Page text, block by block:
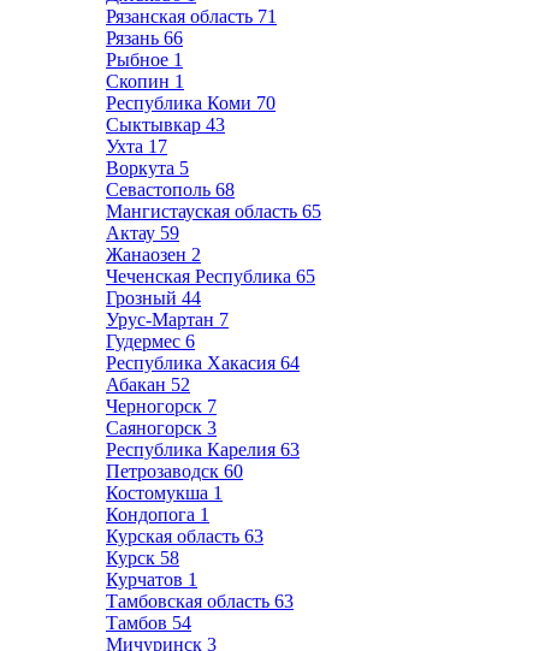
Рязанская область 71
Рязань 66
Рыбное 1
Скопин 1
Республика Коми 70
Сыктывкар 43
Ухта 17
Воркута 5
Севастополь 68
Мангистауская область 65
Актау 59
Жанаозен 2
Чеченская Республика 65
Грозный 44
Урус-Мартан 7
Гудермес 6
Республика Хакасия 64
Абакан 52
Черногорск 7
Саяногорск 3
Республика Карелия 63
Петрозаводск 60
Костомукша 1
Кондопога 1
Курская область 63
Курск 58
Курчатов 1
Тамбовская область 63
Тамбов 54
Мичуринск 3